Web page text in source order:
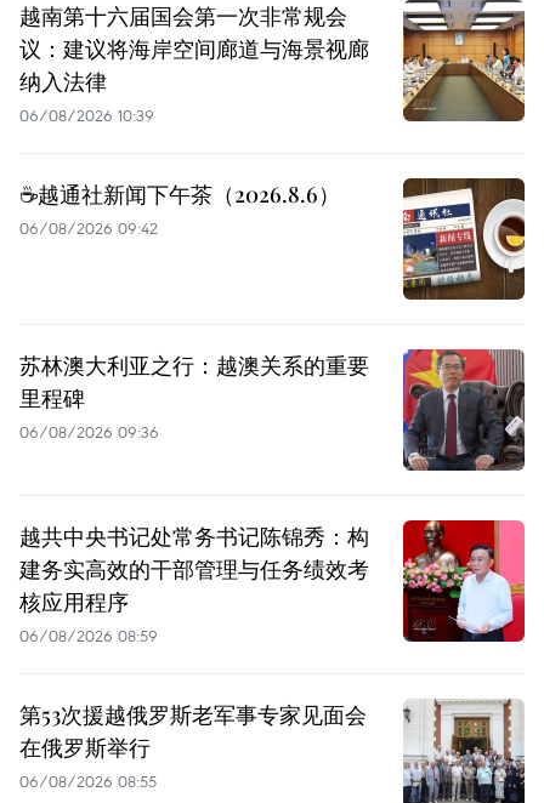
越南第十六届国会第一次非常规会
议：建议将海岸空间廊道与海景视廊
纳入法律
06/08/2026 10:39
☕️越通社新闻下午茶（2026.8.6）
06/08/2026 09:42
苏林澳大利亚之行：越澳关系的重要
里程碑
06/08/2026 09:36
越共中央书记处常务书记陈锦秀：构
建务实高效的干部管理与任务绩效考
核应用程序
06/08/2026 08:59
第53次援越俄罗斯老军事专家见面会
在俄罗斯举行
06/08/2026 08:55